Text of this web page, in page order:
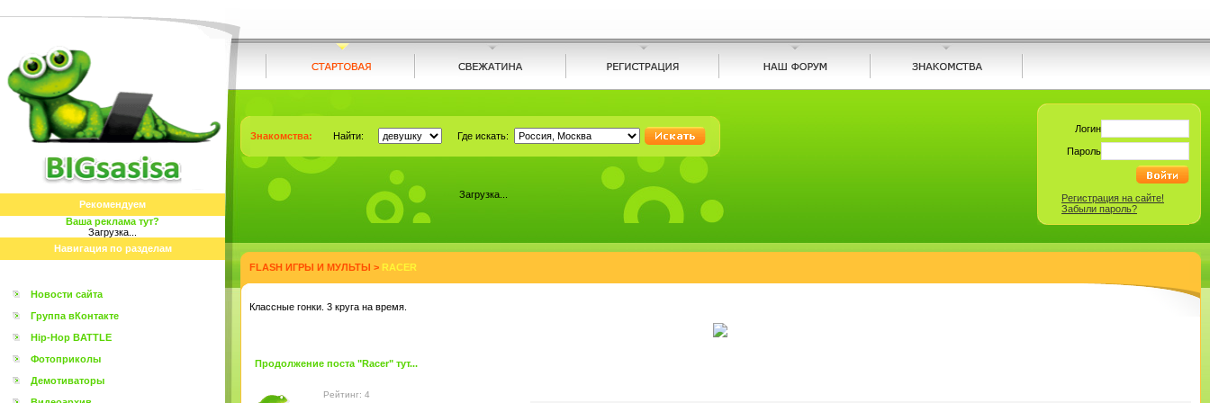
Рекомендуем
Ваша реклама тут?
Загрузка...
Навигация по разделам
Новости сайта
Группа вКонтакте
Hip-Hop BATTLE
Фотоприколы
Демотиваторы
Знакомства: Найти: Где искать:
Логин
Пароль
Регистрация на сайте!
Забыли пароль?
Загрузка...
FLASH ИГРЫ И МУЛЬТЫ > RACER
Классные гонки. 3 круга на время.
Продолжение поста "Racer" тут...
Рейтинг: 4